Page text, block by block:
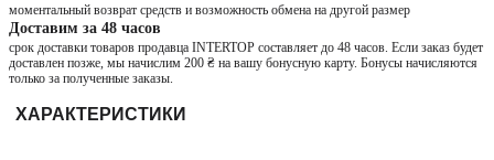
моментальный возврат средств и возможность обмена на другой размер
Доставим за 48 часов
срок доставки товаров продавца INTERTOP составляет до 48 часов. Если заказ будет
доставлен позже, мы начислим 200 ₴ на вашу бонусную карту. Бонусы начисляются
только за полученные заказы.
ХАРАКТЕРИСТИКИ